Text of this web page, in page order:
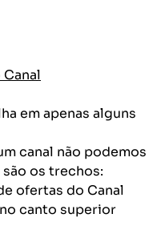
em apenas alguns
canal não podemos
os trechos:
ofertas do Canal
canto superior